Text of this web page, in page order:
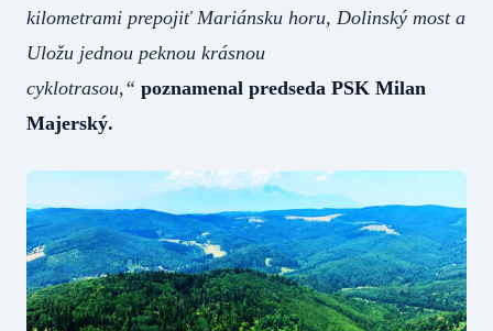
kilometrami prepojiť Mariánsku horu, Dolinský most a
Uložu jednou peknou krásnou
cyklotrasou,“ poznamenal predseda PSK Milan
Majerský.